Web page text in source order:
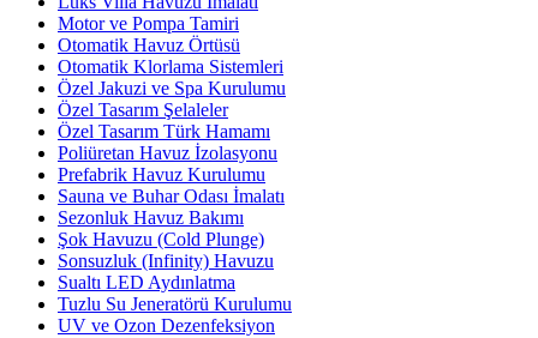
Motor ve Pompa Tamiri
Otomatik Havuz Örtüsü
Otomatik Klorlama Sistemleri
Özel Jakuzi ve Spa Kurulumu
Özel Tasarım Şelaleler
Özel Tasarım Türk Hamamı
Poliüretan Havuz İzolasyonu
Prefabrik Havuz Kurulumu
Sauna ve Buhar Odası İmalatı
Sezonluk Havuz Bakımı
Şok Havuzu (Cold Plunge)
Sonsuzluk (Infinity) Havuzu
Sualtı LED Aydınlatma
Tuzlu Su Jeneratörü Kurulumu
UV ve Ozon Dezenfeksiyon